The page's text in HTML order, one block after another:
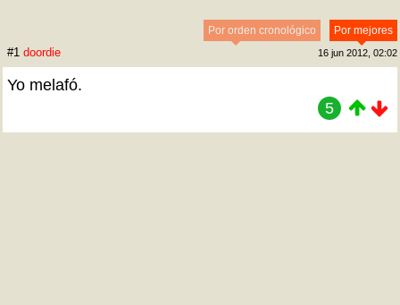
Por mejores
Por orden cronológico
#1 doordie 16 jun 2012, 02:02
Yo melafó.
5